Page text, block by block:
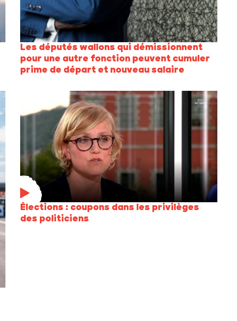
Les députés wallons qui démissionnent
pour une autre fonction peuvent cumuler
prime de départ et nouveau salaire
Élections : coupons dans les privilèges
des politiciens